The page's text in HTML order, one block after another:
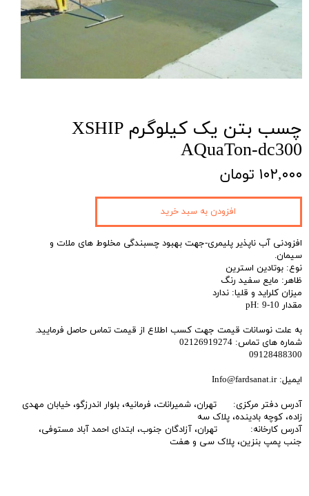
چسب بتن یک کیلوگرم XSHIP
AQuaTon-dc300
۱۰۲,۰۰۰ تومان
افزودنی آب ناپذیر پلیمری-جهت بهبود چسبندگی مخلوط های ملات و
سیمان.
نوع: بوتادین استرین
ظاهر: مایع سفید رنگ
میزان کلراید و قلیا: ندارد
مقدار pH: 9-10
به علت نوسانات قیمت جهت کسب اطلاع از قیمت تماس حاصل فرمایید.
شماره های تماس: 02126919274
09128488300
ایمیل: Info@fardsanat.ir
آدرس دفتر مرکزی: تهران، شمیرانات، فرمانیه، بلوار اندرزگو، خیابان مهدی
زاده، کوچه بادینده، پلاک سه
آدرس کارخانه: تهران، آزادگان جنوب، ابتدای احمد آباد مستوفی،
جنب پمپ بنزین، پلاک سی و هفت
افزودن به سبد خرید